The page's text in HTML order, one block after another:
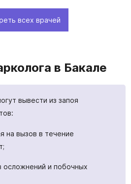
всех врачей
в Бакале
вывести из запоя
на вызов в течение
осложнений и побочных